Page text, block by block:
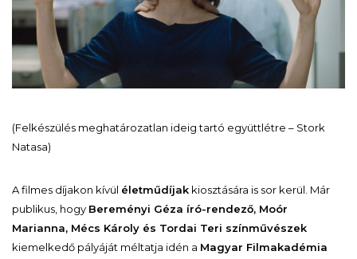
(Felkészülés meghatározatlan ideig tartó együttlétre – Stork
Natasa)
A filmes díjakon kívül életműdíjak kiosztására is sor kerül. Már
publikus, hogy Bereményi Géza író-rendező, Moór
Marianna, Mécs Károly és Tordai Teri színművészek
kiemelkedő pályáját méltatja idén a Magyar Filmakadémia